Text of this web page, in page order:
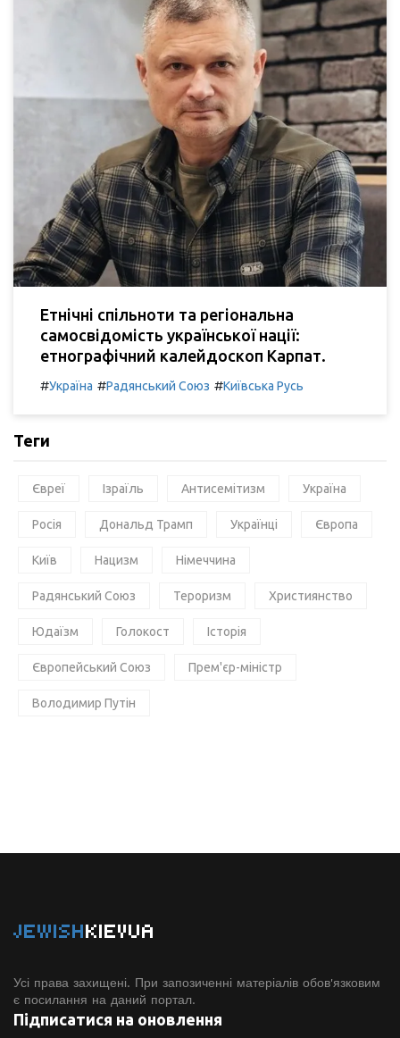
Етнічні спільноти та регіональна
самосвідомість української нації:
етнографічний калейдоскоп Карпат.
#Україна #Радянський Союз #Київська Русь
Теги
Євреї Ізраїль Антисемітизм Україна
Росія Дональд Трамп Українці Європа
Київ Нацизм Німеччина
Радянський Союз Тероризм Християнство
Юдаїзм Голокост Історія
Європейський Союз Прем'єр-міністр
Володимир Путін
JEWISHKIEVUA
Усі права захищені. При запозиченні матеріалів обов'язковим
є посилання на даний портал.
Підписатися на оновлення